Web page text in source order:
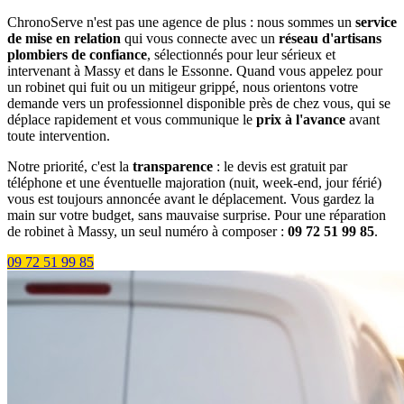
ChronoServe n'est pas une agence de plus : nous sommes un service
de mise en relation qui vous connecte avec un réseau d'artisans
plombiers de confiance, sélectionnés pour leur sérieux et
intervenant à Massy et dans le Essonne. Quand vous appelez pour
un robinet qui fuit ou un mitigeur grippé, nous orientons votre
demande vers un professionnel disponible près de chez vous, qui se
déplace rapidement et vous communique le prix à l'avance avant
toute intervention.
Notre priorité, c'est la transparence : le devis est gratuit par
téléphone et une éventuelle majoration (nuit, week-end, jour férié)
vous est toujours annoncée avant le déplacement. Vous gardez la
main sur votre budget, sans mauvaise surprise. Pour une réparation
de robinet à Massy, un seul numéro à composer : 09 72 51 99 85.
09 72 51 99 85